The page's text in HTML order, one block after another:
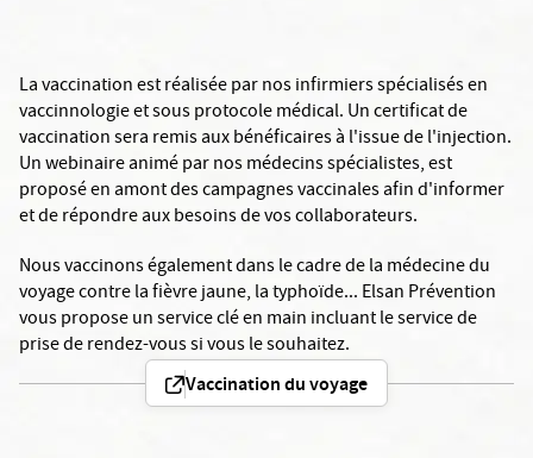
La vaccination est réalisée par nos infirmiers spécialisés en
vaccinnologie et sous protocole médical. Un certificat de
vaccination sera remis aux bénéficaires à l'issue de l'injection.
Un webinaire animé par nos médecins spécialistes, est
proposé en amont des campagnes vaccinales afin d'informer
et de répondre aux besoins de vos collaborateurs.
Nous vaccinons également dans le cadre de la médecine du
voyage contre la fièvre jaune, la typhoïde... Elsan Prévention
vous propose un service clé en main incluant le service de
prise de rendez-vous si vous le souhaitez.
Vaccination du voyage